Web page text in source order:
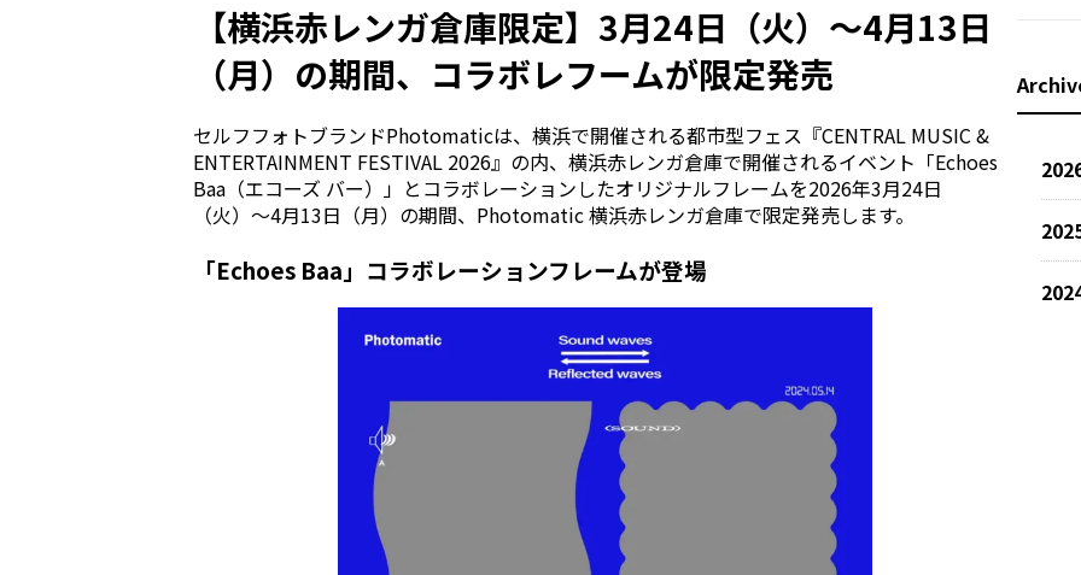
【横浜赤レンガ倉庫限定】3月24日（火）〜4月13日
（月）の期間、コラボレフームが限定発売
セルフフォトブランドPhotomaticは、横浜で開催される都市型フェス『CENTRAL MUSIC &
ENTERTAINMENT FESTIVAL 2026』の内、横浜赤レンガ倉庫で開催されるイベント「Echoes
Baa（エコーズ バー）」とコラボレーションしたオリジナルフレームを2026年3月24日
（火）〜4月13日（月）の期間、Photomatic 横浜赤レンガ倉庫で限定発売します。
「Echoes Baa」コラボレーションフレームが登場